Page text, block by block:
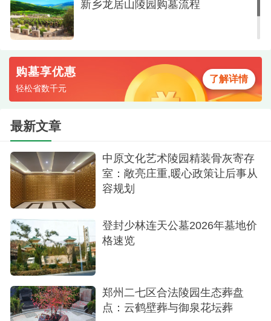
二、购墓指南
客户凭火化证明或市民政局规定的六种认购寿
穴的证明材料，即可购墓。
1、使用人的死亡证明、火化证明、骨灰寄存证
2、填写用户的姓名、正确的出生日期和死亡日
期，并提供申请人的姓名和联系号码
3、碑文填好后，仔细检查一下，确实要签字。
购墓流程
第1步、凭证件至陵园
第2步、销售员接待沟通
第3步、填写申购单
第4步、实地选购福地
新乡龙居山陵园购墓流程
购墓享优惠
轻松省数千元
了解详情
最新文章
中原文化艺术陵园精装骨灰寄存
室：敞亮庄重,暖心政策让后事从
容规划
登封少林连天公墓2026年墓地价
格速览
郑州二七区合法陵园生态葬盘
点：云鹤壁葬与御泉花坛葬